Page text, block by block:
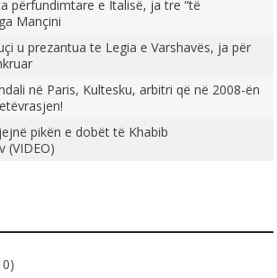
përfundimtare e Italisë, ja tre “të
Mançini
u prezantua te Legia e Varshavës, ja për
në Paris, Kultesku, arbitri që në 2008-ën
pikën e dobët të Khabib
(VIDEO)